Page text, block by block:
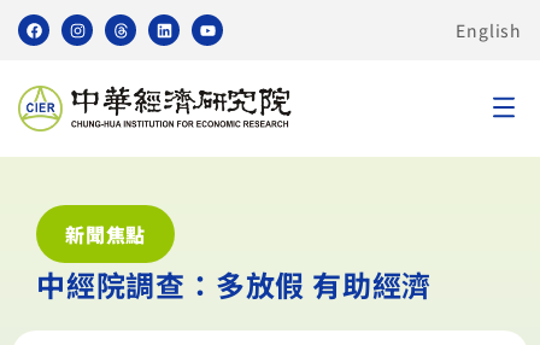
English
新聞焦點
中經院調查：多放假 有助經濟